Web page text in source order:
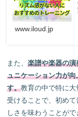
www.iloud.jp
また、 楽譜や楽器の
ュニケーション力が
す。教育の中で特に
受けることで、初め
しさを味わうことがで